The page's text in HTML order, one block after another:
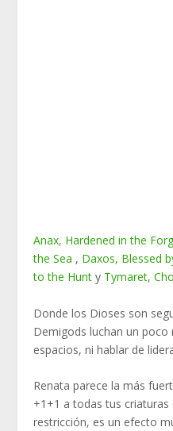
Anax, Hardened in the
the Sea , Daxos, Blessed
to the Hunt y Tymaret,
Donde los Dioses son
Demigods luchan un
espacios, ni hablar de
Renata parece la más
+1+1 a todas tus
restricción, es un efecto